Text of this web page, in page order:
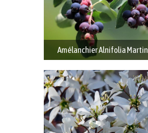
Amélanchier Alnifolia Martin